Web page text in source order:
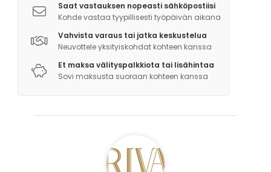
Saat vastauksen nopeasti sähköpostiisi
Kohde vastaa tyypillisesti työpäivän aikana
Vahvista varaus tai jatka keskustelua
Neuvottele yksityiskohdat kohteen kanssa
Et maksa välityspalkkiota tai lisähintaa
Sovi maksusta suoraan kohteen kanssa